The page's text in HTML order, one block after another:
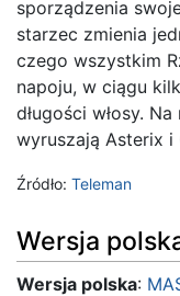
sporządzenia
starzec zmienia
czego wszystkim
napoju, w ciągu
długości włosy.
wyruszają Asterix i
Źródło: Teleman
Wersja
Wersja polska: